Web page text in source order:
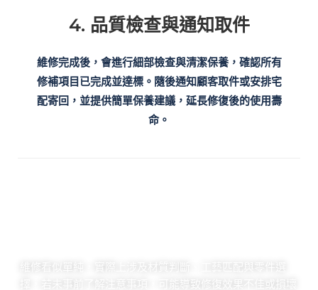
4. 品質檢查與通知取件
維修完成後，會進行細部檢查與清潔保養，確認所有
修補項目已完成並達標。隨後通知顧客取件或安排宅
配寄回，並提供簡單保養建議，延長修復後的使用壽
命。
維修看似單純，實際上涉及材質判斷、工藝匹配與零件選
擇，若未事前了解注意事項，可能導致修復效果不佳或損壞